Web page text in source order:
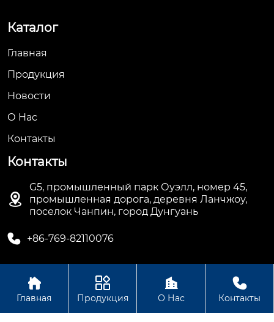
Каталог
Главная
Продукция
Новости
О Hас
Контакты
Контакты

G5, промышленный парк Оуэлл, номер 45,
промышленная дорога, деревня Ланчжоу,
поселок Чанпин, город Дунгуань
 +86-769-82110076
Авторское право©ООО Дунгуань Топ Машинное
Оборудование

Главная

Продукция

О Нас

Контакты